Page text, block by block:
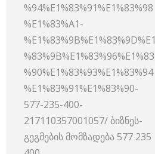
%94%E1%83%91%E1%83%98
%E1%83%A1-
%E1%83%9B%E1%83%9D%E1
%83%9B%E1%83%96%E1%83
%90%E1%83%93%E1%83%94
%E1%83%91%E1%83%90-
577-235-400-
217110357001057/ ბიზნეს-
გეგმების მომზადება 577 235